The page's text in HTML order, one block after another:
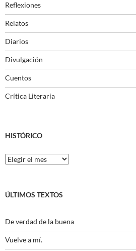
Reflexiones
Relatos
Diarios
Divulgación
Cuentos
Crítica Literaria
HISTÓRICO
Histórico
ÚLTIMOS TEXTOS
De verdad de la buena
Vuelve a mí.